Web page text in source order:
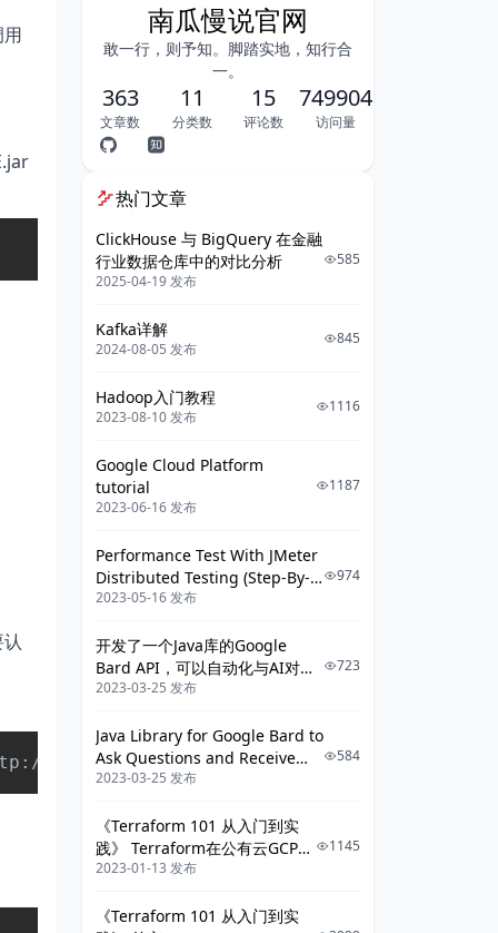
南瓜慢说官网
敢一行，则予知。脚踏实地，知行合
一。
363
文章数
11
分类数
15
评论数
749904
访问量
热门文章
ClickHouse 与 BigQuery 在金融
行业数据仓库中的对比分析
2025-04-19 发布
585
Kafka详解
2024-08-05 发布
845
Hadoop入门教程
2023-08-10 发布
1116
Google Cloud Platform
tutorial
2023-06-16 发布
1187
Performance Test With JMeter
Distributed Testing (Step-By-
Step Guide)
2023-05-16 发布
974
开发了一个Java库的Google
Bard API，可以自动化与AI对话
了
2023-03-25 发布
723
Java Library for Google Bard to
Ask Questions and Receive
Answers
2023-03-25 发布
584
《Terraform 101 从入门到实
践》 Terraform在公有云GCP上
的应用
2023-01-13 发布
1145
《Terraform 101 从入门到实